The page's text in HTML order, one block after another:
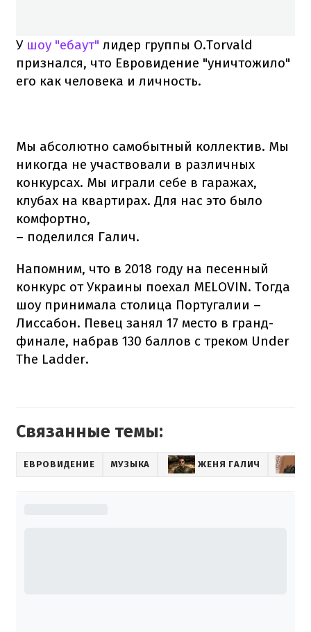
У шоу "ебаут" лидер группы O.Torvald
признался, что Евровидение "уничтожило"
его как человека и личность.
Мы абсолютно самобытный коллектив. Мы
никогда не участвовали в различных
конкурсах. Мы играли себе в гаражах,
клубах на квартирах. Для нас это было
комфортно,
– поделился Галич.
Напомним, что в 2018 году на песенный
конкурс от Украины поехал MELOVIN. Тогда
шоу принимала столица Португалии –
Лиссабон. Певец занял 17 место в гранд-
финале, набрав 130 баллов с треком Under
The Ladder.
Связанные темы:
ЕВРОВИДЕНИЕ МУЗЫКА ЖЕНЯ ГАЛИЧ